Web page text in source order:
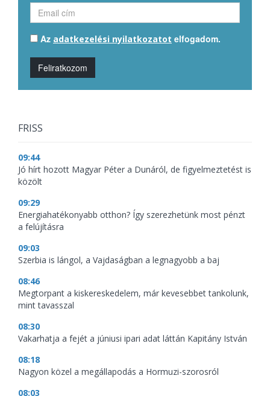
Az adatkezelési nyilatkozatot elfogadom.
Feliratkozom
FRISS
09:44
Jó hírt hozott Magyar Péter a Dunáról, de figyelmeztetést is
közölt
09:29
Energiahatékonyabb otthon? Így szerezhetünk most pénzt
a felújításra
09:03
Szerbia is lángol, a Vajdaságban a legnagyobb a baj
08:46
Megtorpant a kiskereskedelem, már kevesebbet tankolunk,
mint tavasszal
08:30
Vakarhatja a fejét a júniusi ipari adat láttán Kapitány István
08:18
Nagyon közel a megállapodás a Hormuzi-szorosról
08:03